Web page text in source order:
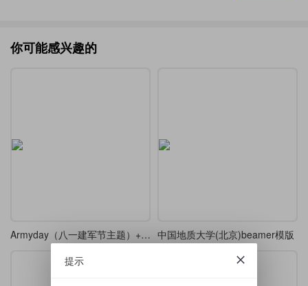
你可能感兴趣的
Armyday（八一建军节主题）+ festive（喜庆装饰风格）+ redgold（红金配色体系） 中国地质大学(北京)beamer模版
提示